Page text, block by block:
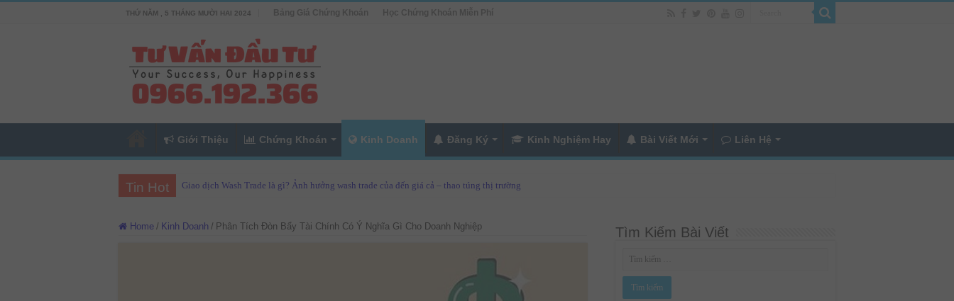
THỨ NĂM , 5 THÁNG MƯỜI HAI 2024 Bảng Giá Chứng Khoán Học Chứng Khoán Miễn Phí
Giới Thiệu Chứng Khoán Kinh Doanh Đăng Ký Kinh Nghiệm Hay Bài Viết Mới Liên Hệ
Tin Hot Giao dịch Wash Trade là gì? Ảnh hưởng wash trade của đến giá cả – thao túng thị trường
Home / Kinh Doanh / Phân Tích Đòn Bẩy Tài Chính Có Ý Nghĩa Gì Cho Doanh Nghiệp Tìm Kiếm Bài Viết